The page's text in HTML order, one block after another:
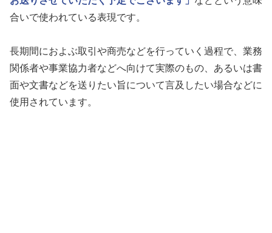
合いで使われている表現です。
長期間におよぶ取引や商売などを行っていく過程で、業務
関係者や事業協力者などへ向けて実際のもの、あるいは書
面や文書などを送りたい旨について言及したい場合などに
使用されています。